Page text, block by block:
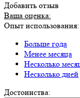
Добавить отзыв
Ваша оценка:
Опыт использования:
Больше года
Менее месяца
Несколько
Несколько дней
Достоинства: